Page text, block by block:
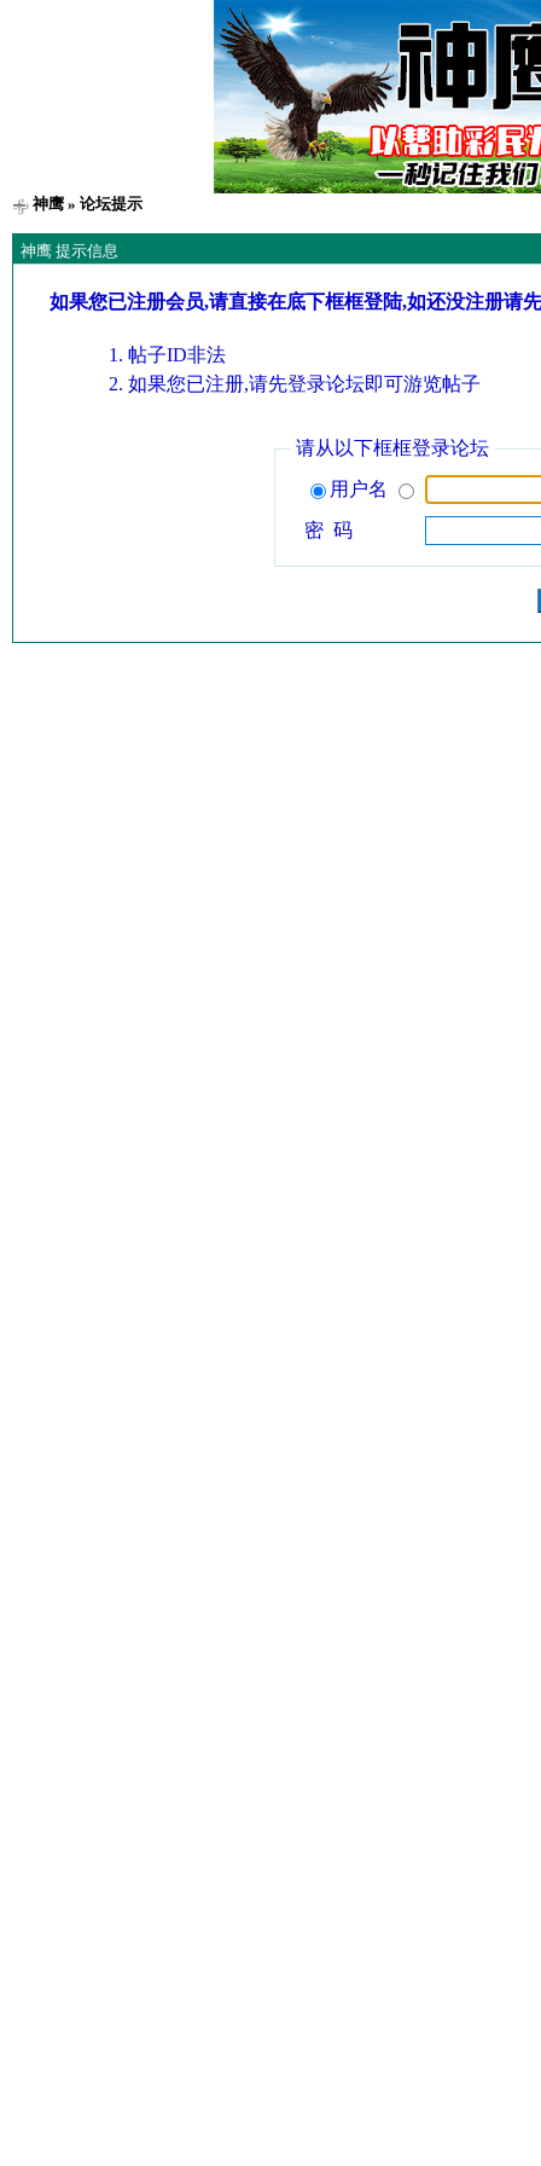
神鹰» 论坛提示
神鹰 提示信息
如果您已注册会员,请直接在底下框框登陆,如还没注册请
帖子ID非法
如果您已注册,请先登录论坛即可游览帖子
请从以下框框登录论坛
用户名
密 码